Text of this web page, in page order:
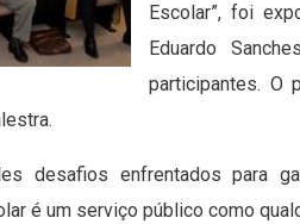
Escolar”, foi
Eduardo
participantes. O
desafios enfrentados para
é um serviço público como